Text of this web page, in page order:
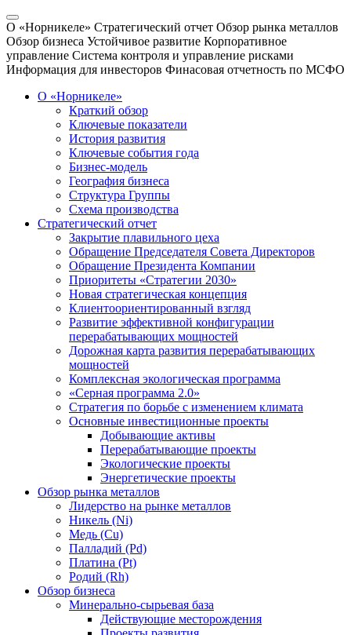
О «Норникеле» Стратегический отчет Обзор рынка металлов
Обзор бизнеса Устойчивое развитие Корпоративное
управление Система контроля и управление рисками
Информация для инвесторов Финасовая отчетность по МСФО
О «Норникеле»
Краткий обзор
Ключевые показатели
История развития
Ключевые события года
Бизнес-модель
География бизнеса
Структура Группы
Схема производства
Стратегический отчет
Закрытие плавильного цеха
Обращение Председателя Совета Директоров
Обращение Президента Компании
Приоритеты «Стратегии 2030»
Новая стратегическая концепция
Клиентоориентированный взгляд
Развитие эффективной конфигурации
перерабатывающих мощностей
Дорожная карта развития перерабатывающих
мощностей
Комплексная экологическая программа
«Серная программа 2.0»
Стратегия по борьбе с изменением климата
Основные инвестиционные проекты
Добывающие активы
Перерабатывающие проекты
Экологические проекты
Энергетические проекты
Обзор рынка металлов
Лидерство на рынке металлов
Никель (Ni)
Медь (Cu)
Палладий (Pd)
Платина (Pt)
Родий (Rh)
Обзор бизнеса
Минерально-сырьевая база
Действующие месторождения